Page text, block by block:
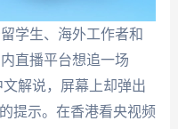
学生、海外工作者和
直播平台想追一场
解说，屏幕上却弹出
提示。在香港看央视频